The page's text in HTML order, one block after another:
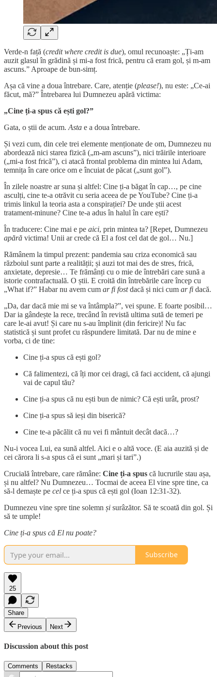
Verde-n față (credit where credit is due), omul recunoaște: „Ți-am
auzit glasul în grădină și mi-a fost frică, pentru că eram gol, și m-am
ascuns.” Aproape de bun-simț.
Așa că vine a doua întrebare. Care, atenție (please!), nu este: „Ce-ai
făcut, mă?” Întrebarea lui Dumnezeu apără victima:
„Cine ți-a spus că ești gol?”
Gata, o știi de acum. Asta e a doua întrebare.
Și vezi cum, din cele trei elemente menționate de om, Dumnezeu nu
abordează nici starea fizică („m-am ascuns”), nici trăirile interioare
(„mi-a fost frică”), ci atacă frontal problema din mintea lui Adam,
temnița în care orice om e încuiat de păcat („sunt gol”).
În zilele noastre ar suna și altfel: Cine ți-a băgat în cap…, pe cine
asculți, cine te-a otrăvit cu seria aceea de pe YouTube? Cine ți-a
trimis linkul la teoria asta a conspirației? De unde știi acest
tratament-minune? Cine te-a adus în halul în care ești?
În traducere: Cine mai e pe aici, prin mintea ta? [Repet, Dumnezeu
apără victima! Unii ar crede că El a fost cel dat de gol… Nu.]
Rămânem la timpul prezent: pandemia sau criza economică sau
războiul sunt parte a realității; și auzi tot mai des de stres, frică,
anxietate, depresie… Te frămânți cu o mie de întrebări care sună a
istorie contrafactuală. O știi. E croită din întrebările care încep cu
„What if?” Habar nu avem cum ar fi fostdacă și nici cum ar fi dacă.
„Da, dar dacă mie mi se va întâmpla?”, vei spune. E foarte posibil…
Dar ia gândește la rece, trecând în revistă ultima sută de temeri pe
care le-ai avut! Și care nu s-au împlinit (din fericire)! Nu fac
statistică și sunt profet cu răspundere limitată. Dar nu de mine e
vorba, ci de tine:
Cine ți-a spus că ești gol?
Că falimentezi, că îți mor cei dragi, că faci accident, că ajungi
vai de capul tău?
Cine ți-a spus că nu ești bun de nimic? Că ești urât, prost?
Cine ți-a spus să ieși din biserică?
Cine te-a păcălit că nu vei fi mântuit decât dacă…?
Nu-i vocea Lui, ea sună altfel. Aici e o altă voce. (E aia auzită și de
cei cărora li s-a spus că ei sunt „mari și tari”.)
Crucială întrebare, care rămâne: Cine ți-a spus că lucrurile stau așa,
și nu altfel? Nu Dumnezeu… Tocmai de aceea El vine spre tine, ca
să-l demaște pe cel ce ți-a spus că ești gol (Ioan 12:31-32).
Dumnezeu vine spre tine solemn și surâzător. Să te scoată din gol. Și
să te umple!
Cine ți-a spus că El nu poate?
Subscribe
25
Share
Previous
Next
Discussion about this post
Comments Restacks